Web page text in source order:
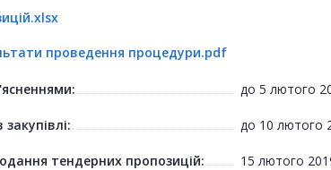
проведення процедури.pdf
до 5 лютого
до 10 лютого
тендерних пропозицій: 15 лютого